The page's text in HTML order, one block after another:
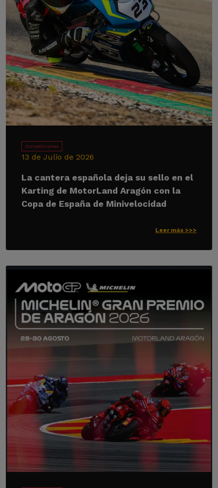
Competiciones
13 de Julio de 2026
La cantera española deja su sello en el
Karting de MotorLand Aragón con la
Copa de España de Minivelocidad
Leer más >>>